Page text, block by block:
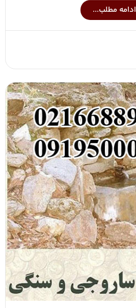
ادامه مطلب...